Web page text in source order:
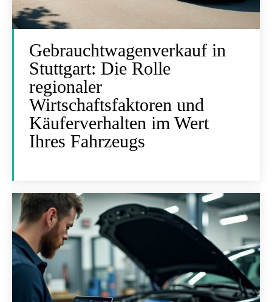
Gebrauchtwagenverkauf in
Stuttgart: Die Rolle
regionaler
Wirtschaftsfaktoren und
Käuferverhalten im Wert
Ihres Fahrzeugs